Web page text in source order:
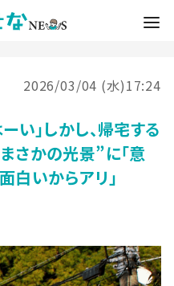
2026/03/04 (水)17:24
い」しかし、帰宅する
さかの光景”に「意
白いからアリ」